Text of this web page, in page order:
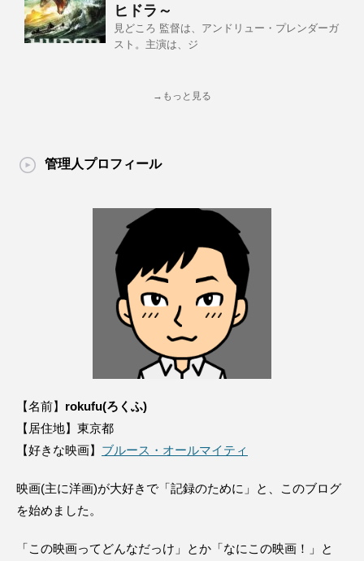
ヒドラ～
見どころ 監督は、アンドリュー・プレンダーガ
スト。主演は、ジ
→もっと見る
管理人プロフィール
【名前】 rokufu(ろくふ)
【居住地】東京都
【好きな映画】 ブルース・オールマイティ
映画(主に洋画)が大好きで「記録のために」と、このブログ
を始めました。
「この映画ってどんなだっけ」とか「なにこの映画！」と